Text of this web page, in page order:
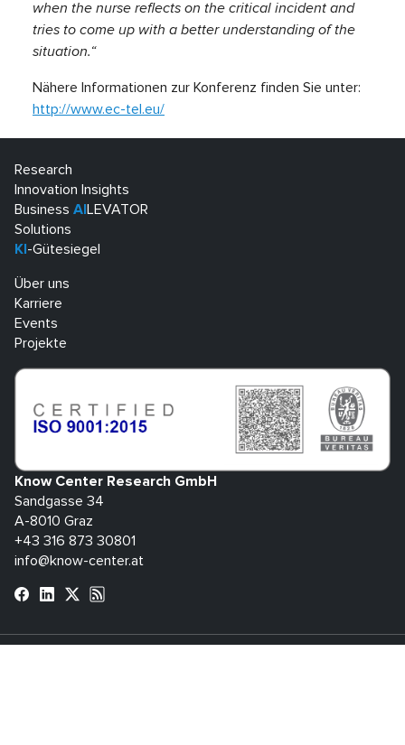
when the nurse reflects on the critical incident and
tries to come up with a better understanding of the
situation.“
Nähere Informationen zur Konferenz finden Sie unter:
http://www.ec-tel.eu/
Research
Innovation Insights
Business AI LEVATOR
Solutions
KI -Gütesiegel
Über uns
Karriere
Events
Projekte
Know Center Research GmbH
Sandgasse 34
A-8010 Graz
+43 316 873 30801
info@know-center.at